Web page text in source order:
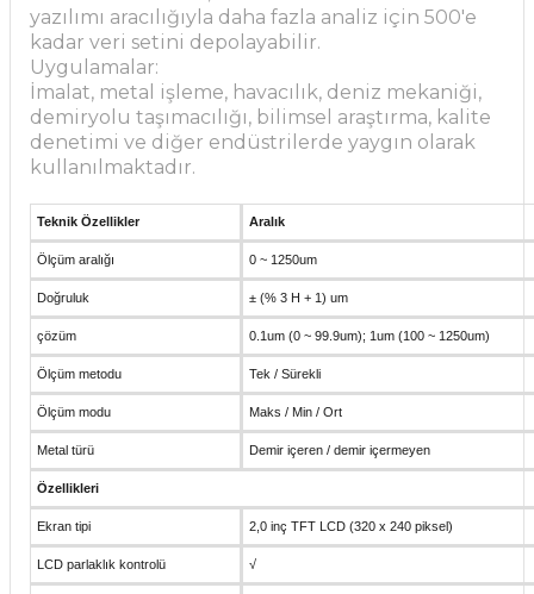
yazılımı aracılığıyla daha fazla analiz için 500'e
kadar veri setini depolayabilir.
Uygulamalar:
İmalat, metal işleme, havacılık, deniz mekaniği,
demiryolu taşımacılığı, bilimsel araştırma, kalite
denetimi ve diğer endüstrilerde yaygın olarak
kullanılmaktadır.
Teknik Özellikler Aralık
Ölçüm aralığı 0 ~ 1250um
Doğruluk ± (% 3 H + 1) um
çözüm 0.1um (0 ~ 99.9um); 1um (100 ~ 1250um)
Ölçüm metodu Tek / Sürekli
Ölçüm modu Maks / Min / Ort
Metal türü Demir içeren / demir içermeyen
Özellikleri
Ekran tipi 2,0 inç TFT LCD (320 x 240 piksel)
LCD parlaklık kontrolü √